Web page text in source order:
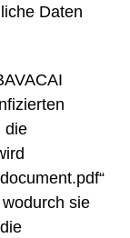
Daten
die
wodurch sie